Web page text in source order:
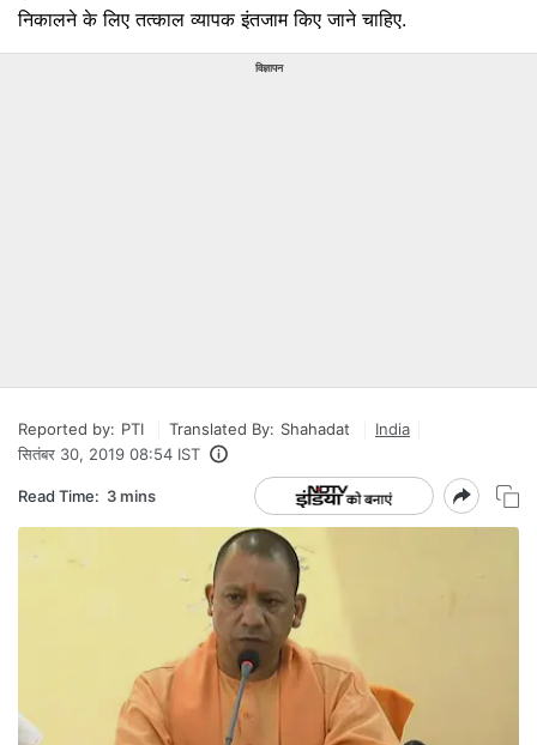
निकालने के लिए तत्काल व्यापक इंतजाम किए जाने चाहिए.
विज्ञापन
Reported by: PTI Translated By: Shahadat
India
सितंबर 30, 2019 08:54 IST
Read Time: 3 mins